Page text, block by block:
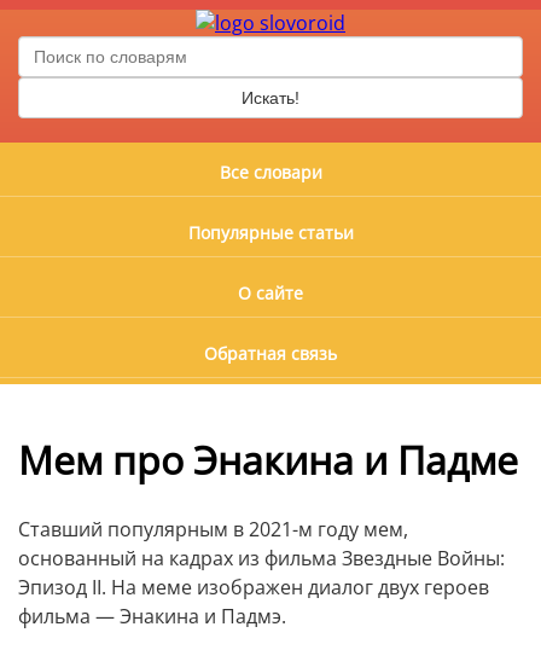
Искать!
Все словари
Популярные статьи
О сайте
Обратная связь
Мем про Энакина и Падме
Ставший популярным в 2021-м году мем,
основанный на кадрах из фильма Звездные Войны:
Эпизод II. На меме изображен диалог двух героев
фильма — Энакина и Падмэ.